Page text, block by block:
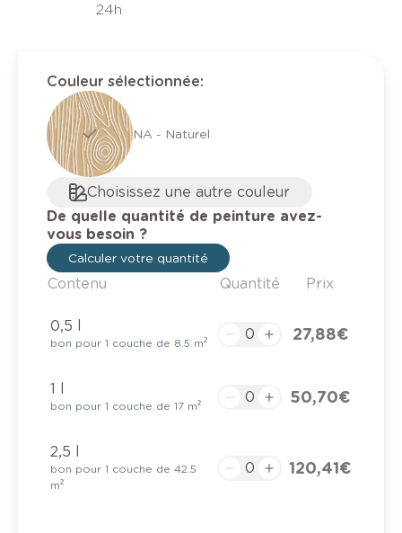
24h
Couleur sélectionnée:
NA - Naturel
Choisissez une autre couleur
De quelle quantité de peinture avez-
vous besoin ?
Calculer votre quantité
Contenu Quantité Prix
0,5 l
bon pour 1 couche de 8.5 m² 27,88 €
1 l
bon pour 1 couche de 17 m² 50,70 €
2,5 l
bon pour 1 couche de 42.5
m²
120,41 €